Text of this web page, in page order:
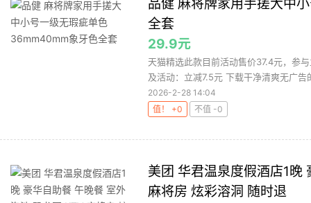
品健 麻将牌家用手搓大中
全套
29.9元
天猫精选此款目前活动售价37.4元，参
及活动：立减7.5元 下载干净清爽无广告
2026-2-28 14:04
值！ +0
不值 -0
美团 华君温泉度假酒店1晚
麻将房 炫彩溶洞 随时退